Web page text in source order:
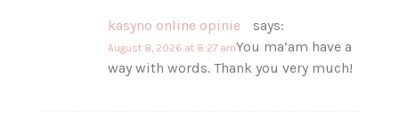
kasyno online opinie says:
August 8, 2026 at 8:27 amYou ma’am have a
way with words. Thank you very much!